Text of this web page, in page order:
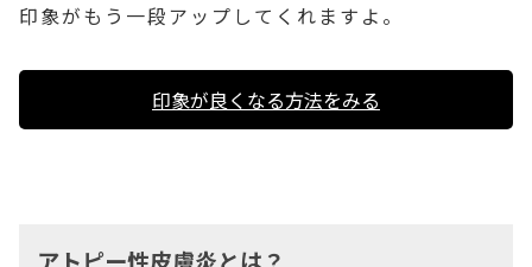
印象がもう一段アップしてくれますよ。
印象が良くなる方法をみる